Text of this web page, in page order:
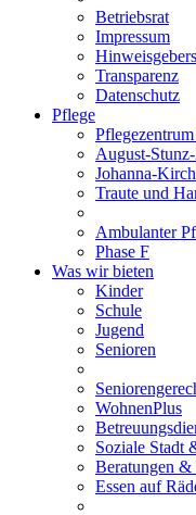
Betriebsrat
Impressum
Transparenz
Datenschutz
Pflege
August-
Johanna-
Traute und
Ambulanter
Phase F
Was wir bieten
Kinder
Schule
Jugend
Senioren
WohnenPlus
Soziale Stadt
Beratungen
Essen auf